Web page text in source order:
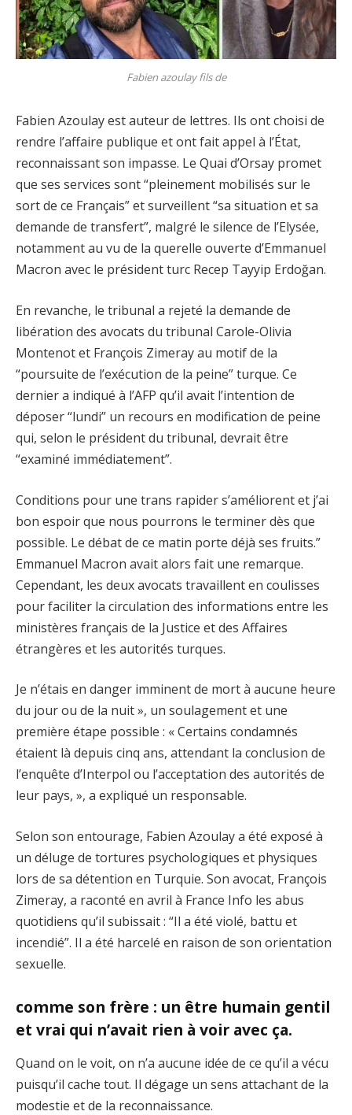
Fabien azoulay fils de
Fabien Azoulay est auteur de lettres. Ils ont choisi de
rendre l’affaire publique et ont fait appel à l’État,
reconnaissant son impasse. Le Quai d’Orsay promet
que ses services sont “pleinement mobilisés sur le
sort de ce Français” et surveillent “sa situation et sa
demande de transfert”, malgré le silence de l’Elysée,
notamment au vu de la querelle ouverte d’Emmanuel
Macron avec le président turc Recep Tayyip Erdoğan.
En revanche, le tribunal a rejeté la demande de
libération des avocats du tribunal Carole-Olivia
Montenot et François Zimeray au motif de la
“poursuite de l’exécution de la peine” turque. Ce
dernier a indiqué à l’AFP qu’il avait l’intention de
déposer “lundi” un recours en modification de peine
qui, selon le président du tribunal, devrait être
“examiné immédiatement”.
Conditions pour une trans rapider s’améliorent et j’ai
bon espoir que nous pourrons le terminer dès que
possible. Le débat de ce matin porte déjà ses fruits.”
Emmanuel Macron avait alors fait une remarque.
Cependant, les deux avocats travaillent en coulisses
pour faciliter la circulation des informations entre les
ministères français de la Justice et des Affaires
étrangères et les autorités turques.
Je n’étais en danger imminent de mort à aucune heure
du jour ou de la nuit », un soulagement et une
première étape possible : « Certains condamnés
étaient là depuis cinq ans, attendant la conclusion de
l’enquête d’Interpol ou l’acceptation des autorités de
leur pays, », a expliqué un responsable.
Selon son entourage, Fabien Azoulay a été exposé à
un déluge de tortures psychologiques et physiques
lors de sa détention en Turquie. Son avocat, François
Zimeray, a raconté en avril à France Info les abus
quotidiens qu’il subissait : “Il a été violé, battu et
incendié”. Il a été harcelé en raison de son orientation
sexuelle.
comme son frère : un être humain gentil
et vrai qui n’avait rien à voir avec ça.
Quand on le voit, on n’a aucune idée de ce qu’il a vécu
puisqu’il cache tout. Il dégage un sens attachant de la
modestie et de la reconnaissance.